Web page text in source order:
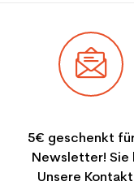
5€ geschenkt
Newsletter! Sie
Unsere